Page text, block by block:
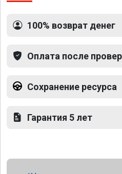
100% возврат денег
Оплата после
Сохранение ресурса
Гарантия 5 лет